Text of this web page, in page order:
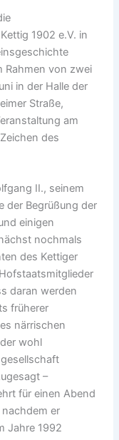
1902 e.V. in
Rahmen von zwei
in der Halle der
Straße,
am
des
II., seinem
der Begrüßung der
einigen
nochmals
des Kettiger
daran werden
früherer
närrischen
wohl
–
für einen Abend
er
Jahre 1992